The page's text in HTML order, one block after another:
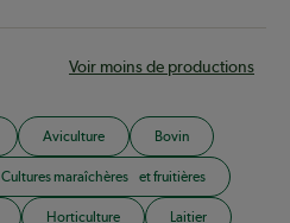
Voir moins de productions
Aviculture Bovin
Cultures maraîchères et fruitières
Horticulture Laitier